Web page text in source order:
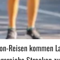
Reisen kommen